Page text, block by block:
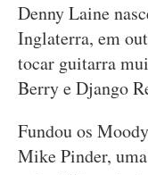
Denny Laine
Inglaterra, em
tocar guitarra
Berry e Django
Fundou os
Mike Pinder,